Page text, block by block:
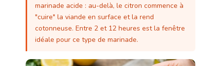
marinade acide : au-delà, le citron commence à
"cuire" la viande en surface et la rend
cotonneuse. Entre 2 et 12 heures est la fenêtre
idéale pour ce type de marinade.